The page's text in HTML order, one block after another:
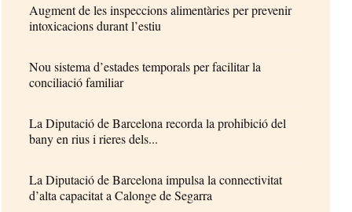
Augment de les inspeccions alimentàries per prevenir
intoxicacions durant l’estiu
Nou sistema d’estades temporals per facilitar la
conciliació familiar
La Diputació de Barcelona recorda la prohibició del
bany en rius i rieres dels...
La Diputació de Barcelona impulsa la connectivitat
d’alta capacitat a Calonge de Segarra